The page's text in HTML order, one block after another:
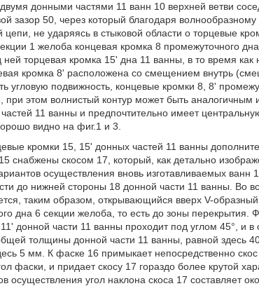
донными частями 11 ванн 10 верхней ветви
зазор 50, через который благодаря
цепи, не ударяясь в стыковой области о торцевые
1 желоба концевая кромка 8 промежуточного
торцевая кромка 15' дна 11 ванны, в то время как
кромка 8' расположена со смещением внутрь
угловую подвижность, концевые кромки 8, 8'
этом волнистый контур может быть аналогичным
11 ванны и предпочтительно имеет
видно на фиг.1 и 3.
кромки 15, 15' донных частей 11 ванны
снабжены скосом 17, который, как детально
осуществления вновь изготавливаемых ванн
до нижней стороны 18 донной части 11 ванны. Во
таким образом, открывающийся вверх V-
дна 6 секции желоба, то есть до зоны перекрытия.
донной части 11 ванны проходит под углом 45°, и
толщины донной части 11 ванны, равной здесь
5 мм. К фаске 16 примыкает непосредственно
фаски, и придает скосу 17 гораздо более крутой
осуществления угол наклона скоса 17 составляет